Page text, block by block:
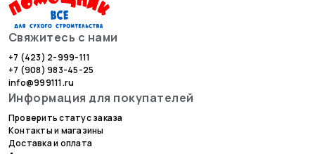
Свяжитесь с нами
+7 (423) 2-999-111
+7 (908) 983-45-25
info@999111.ru
Информация для покупателей
Проверить статус заказа
Контакты и магазины
Доставка и оплата